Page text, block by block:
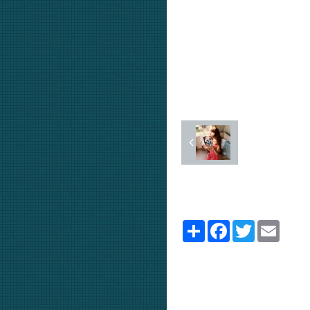
PartagerFacebook
TwitterEmail